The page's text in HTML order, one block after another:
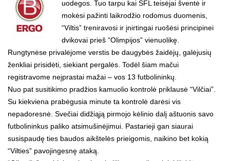
uodegos. Tuo tarpu kai SFL teisėjai šventė ir
mokėsi pažinti laikrodžio rodomus duomenis,
“Viltis” treniravosi ir įnirtingai ruošėsi principinei
dvikovai prieš “Olimpijos” vienuolikę.
Rungtynėse privalėjome verstis be daugybės žaidėjų, galėjusių
ženkliai prisidėti, siekiant pergalės. Todėl šiam mačui
registravome neįprastai mažai – vos 13 futbolininkų.
Nuo pat susitikimo pradžios kamuolio kontrolė priklausė “Vilčiai”.
Su kiekviena prabėgusia minute ta kontrolė darėsi vis
nepadoresnė. Svečiai didžiąją pirmojo kėlinio dalį aštuonis savo
futbolininkus paliko atsimušinėjimui. Pastarieji gan siaurai
susispaudę ties baudos aikštelės prieigomis, naikino bet kokią
“Vilties” pavojingesnę ataką.